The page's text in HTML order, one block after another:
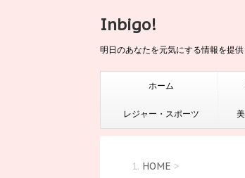
Inbigo!
明日のあなたを元気にする情報を提供
ホーム
レジャー・スポーツ
HOME >